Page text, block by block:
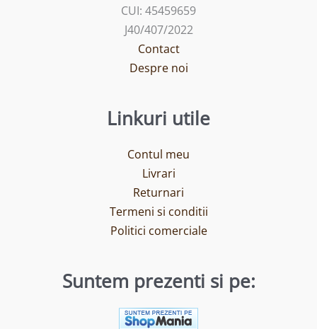
CUI: 45459659
J40/407/2022
Contact
Despre noi
Linkuri utile
Contul meu
Livrari
Returnari
Termeni si conditii
Politici comerciale
Suntem prezenti si pe: